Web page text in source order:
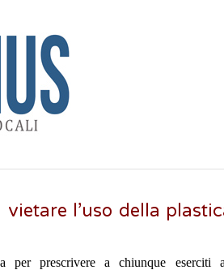
l’uso della
per prescrivere a chiunque eserciti